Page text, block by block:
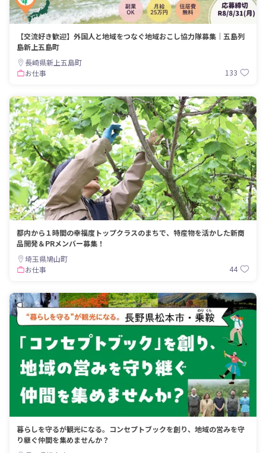
【交流好き歓迎】外国人と地域をつなぐ地域おこし協力隊募集｜五島列
島新上五島町
長崎県新上五島町
お仕事
133
都内から１時間の幸福度トップクラスのまちで、特産物を活かした新商
品開発＆PRメンバー募集！
埼玉県鳩山町
お仕事
44
暮らしを守るが観光になる。コンセプトブックを創り、地域の営みを守
り継ぐ仲間を集めませんか？